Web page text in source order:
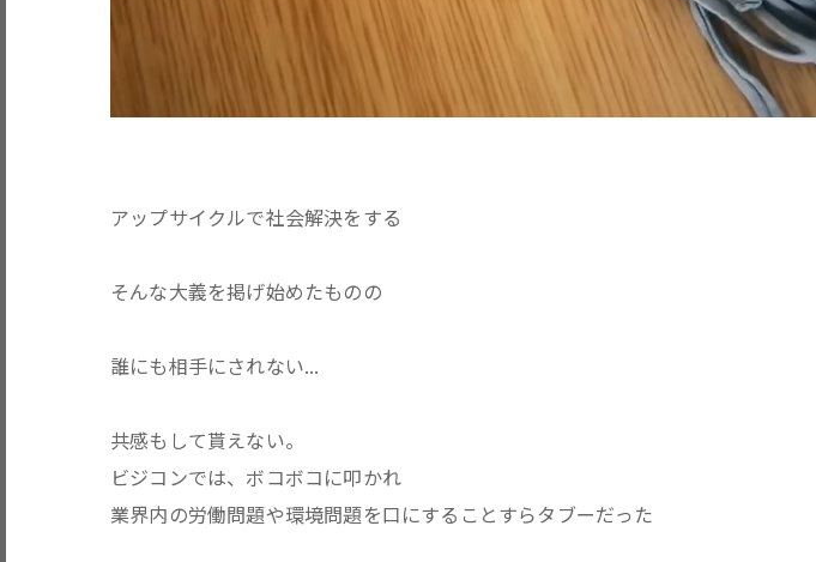
アップサイクルで社会解決をする
そんな大義を掲げ始めたものの
誰にも相手にされない...
共感もして貰えない。
ビジコンでは、ボコボコに叩かれ
業界内の労働問題や環境問題を口にすることすらタブーだった